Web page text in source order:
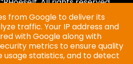
DATE WebDesign
from Google to deliver its
traffic. Your IP address and
with Google along with
metrics to ensure quality
usage statistics, and to detect